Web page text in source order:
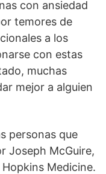
con ansiedad
temores de
a los
con estas
muchas
mejor a alguien
personas que
Joseph McGuire,
Medicine.